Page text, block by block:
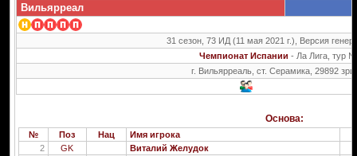
Вильярреал
31 сезон, 73 ИД (11 мая 2021 г.), Версия
Чемпионат Испании - Ла Лига, тур
г. Вильярреаль, ст. Серамика, 29892
Основа:
№ Поз Нац Имя игрока
2
GK Виталий Желудок